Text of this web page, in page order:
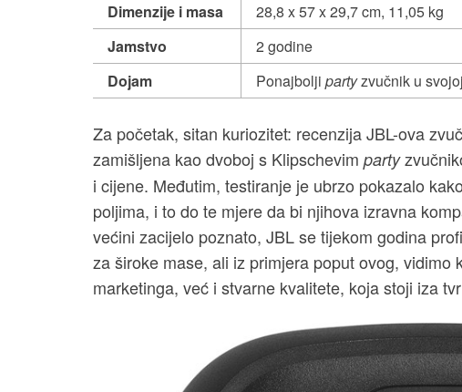
Dimenzije i masa
28,8 x 57 x 29,7 cm, 11,05 kg
Jamstvo
2 godine
Dojam
Ponajbolji partyzvučnik u
Za početak, sitan kuriozitet: recenzija JBL-ova
zamišljena kao dvoboj s Klipschevim party
i cijene. Međutim, testiranje je ubrzo pokazalo
poljima, i to do te mjere da bi njihova izravna
većini zacijelo poznato, JBL se tijekom godina
za široke mase, ali iz primjera poput ovog,
marketinga, već i stvarne kvalitete, koja stoji iza